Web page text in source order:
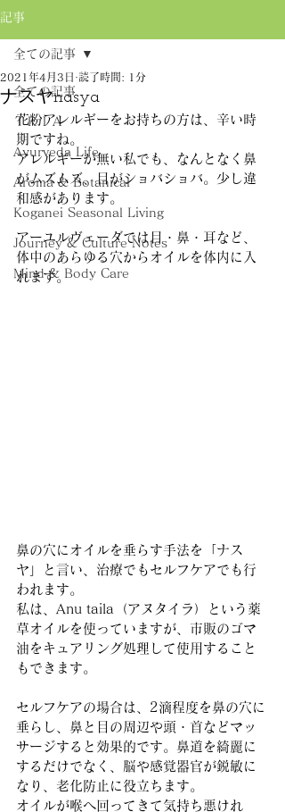
記事
全ての記事
ＴＲＩＡ
Ayurveda Life
Aroma & Botanical
Koganei Seasonal Living
Journey & Culture Notes
Mind & Body Care
全ての記事
ナスヤnasya
2021年4月3日 読了時間: 1分
花粉アレルギーをお持ちの方は、辛い時
期ですね。
アレルギーが無い私でも、なんとなく鼻
がムズムズ、目がショバショバ。少し違
和感があります。
アーユルヴェーダでは目・鼻・耳など、
体中のあらゆる穴からオイルを体内に入
れます。
鼻の穴にオイルを垂らす手法を「ナス
ヤ」と言い、治療でもセルフケアでも行
われます。
私は、Anu taila（アヌタイラ）という薬
草オイルを使っていますが、市販のゴマ
油をキュアリング処理して使用すること
もできます。
セルフケアの場合は、2滴程度を鼻の穴に
垂らし、鼻と目の周辺や頭・首などマッ
サージすると効果的です。鼻道を綺麗に
するだけでなく、脳や感覚器官が鋭敏に
なり、老化防止に役立ちます。
オイルが喉へ回ってきて気持ち悪けれ